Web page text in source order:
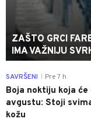
ZAŠTO GRCI
IMA VAŽNIJU
SAVRŠENI Pre 7 h
Boja noktiju koja
avgustu: Stoji
kožu